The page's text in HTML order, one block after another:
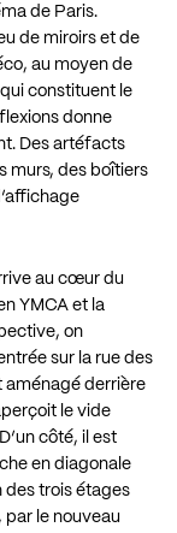
de Paris.
de miroirs et de
au moyen de
constituent le
donne
Des artéfacts
murs, des boîtiers
au cœur du
YMCA et la
on
sur la rue des
aménagé derrière
le vide
côté, il est
en diagonale
des trois étages
par le nouveau